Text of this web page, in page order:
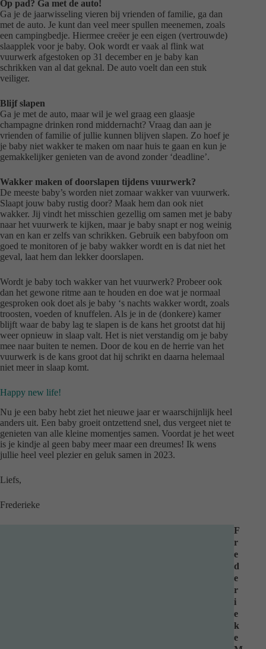
Op pad? Ga met de auto!
Ga je de jaarwisseling vieren bij vrienden of familie, ga dan
met de auto. Je kunt dan veel meer spullen meenemen, zoals
een campingbedje. Hiermee creëer je een eigen (vertrouwde)
slaapplek voor je baby. Ook wordt er vaak al flink wat
vuurwerk afgestoken op 31 december en je baby kan
schrikken van al dat geknal. De auto voelt dan een stuk
veiliger.
Blijf slapen
Ga je met de auto, maar wil je wel graag een glaasje
champagne drinken rond middernacht? Vraag dan aan je
vrienden of familie of jullie kunnen blijven slapen. Zo hoef je
je baby niet wakker te maken om naar huis te gaan en kun je
gemakkelijker genieten van de avond zonder ‘deadline’.
Wakker maken of doorslapen tijdens vuurwerk?
De meeste baby’s worden niet zomaar wakker van vuurwerk.
Slaapt jouw baby rustig door? Maak hem dan ook niet
wakker. Jij vindt het misschien gezellig om samen met je baby
naar het vuurwerk te kijken, maar je baby snapt er nog weinig
van en kan er zelfs van schrikken. Gebruik een babyfoon om
goed te monitoren of je baby wakker wordt en is dat niet het
geval, laat hem dan lekker doorslapen.
Wordt je baby toch wakker van het vuurwerk? Probeer ook
dan het gewone ritme aan te houden en doe wat je normaal
gesproken ook doet als je baby ‘s nachts wakker wordt, zoals
troosten, voeden of knuffelen. Als je in de (donkere) kamer
blijft waar de baby lag te slapen is de kans het grootst dat hij
weer opnieuw in slaap valt. Het is niet verstandig om je baby
mee naar buiten te nemen. Door de kou en de herrie van het
vuurwerk is de kans groot dat hij schrikt en daarna helemaal
niet meer in slaap komt.
Happy new life!
Nu je een baby hebt ziet het nieuwe jaar er waarschijnlijk heel
anders uit. Een baby groeit ontzettend snel, dus vergeet niet te
genieten van alle kleine momentjes samen. Voordat je het weet
is je kindje al geen baby meer maar een dreumes! Ik wens
jullie heel veel plezier en geluk samen in 2023.
Liefs,
Frederieke
F
r
e
d
e
r
i
e
k
e